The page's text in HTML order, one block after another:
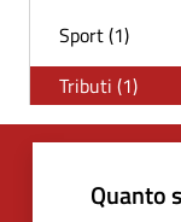
Sport (1)
Tributi (1)
Quanto